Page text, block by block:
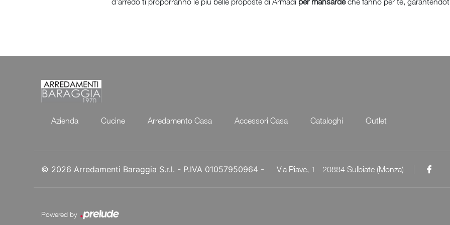
Azienda Cucine Arredamento Casa Accessori Casa Cataloghi Outlet
© 2026 Arredamenti Baraggia S.r.l. - P.IVA 01057950964 - Via Piave, 1 - 20884 Sulbiate (Monza)
Powered by